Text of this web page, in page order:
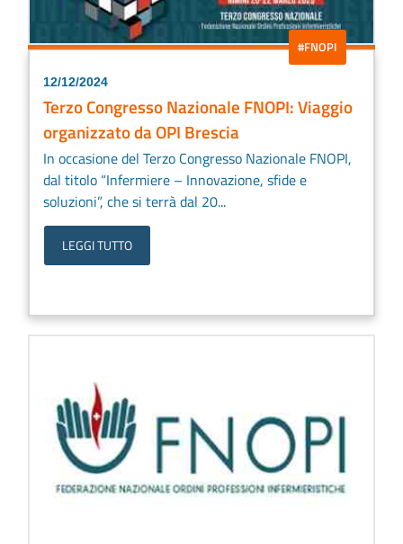
#FNOPI
12/12/2024
Terzo Congresso Nazionale FNOPI: Viaggio
organizzato da OPI Brescia
In occasione del Terzo Congresso Nazionale FNOPI,
dal titolo “Infermiere – Innovazione, sfide e
soluzioni”, che si terrà dal 20...
LEGGI TUTTO